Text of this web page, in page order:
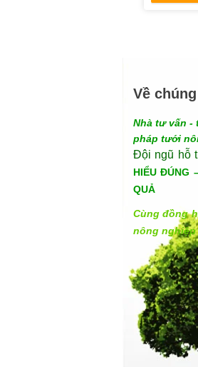
Về
Nhà tư vấn -
pháp tưới
Đội ngũ hỗ
HIỂU ĐÚNG
QUẢ
Cùng đồng
nông nghiệp